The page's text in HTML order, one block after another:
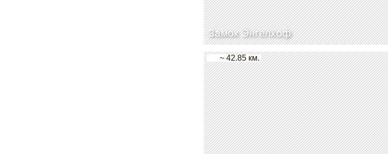
Замок Энгелхоф
~ 42.85 км.